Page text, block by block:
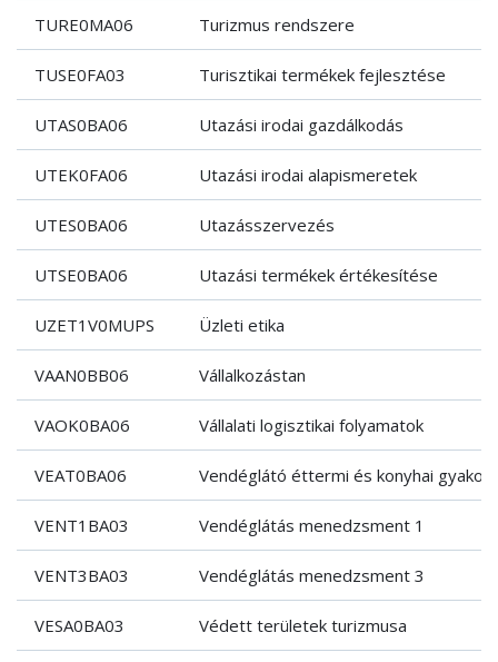
TURE0MA06 Turizmus rendszere
TUSE0FA03 Turisztikai termékek fejlesztése
UTAS0BA06 Utazási irodai gazdálkodás
UTEK0FA06 Utazási irodai alapismeretek
UTES0BA06 Utazásszervezés
UTSE0BA06 Utazási termékek értékesítése
UZET1V0MUPS Üzleti etika
VAAN0BB06 Vállalkozástan
VAOK0BA06 Vállalati logisztikai folyamatok
VEAT0BA06 Vendéglátó éttermi és konyhai
VENT1BA03 Vendéglátás menedzsment 1
VENT3BA03 Vendéglátás menedzsment 3
VESA0BA03 Védett területek turizmusa